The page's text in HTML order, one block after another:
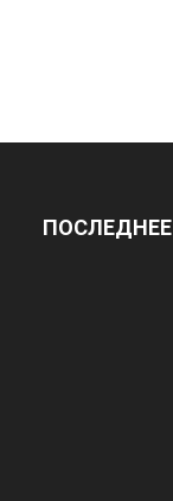
ПОСЛЕДНЕЕ